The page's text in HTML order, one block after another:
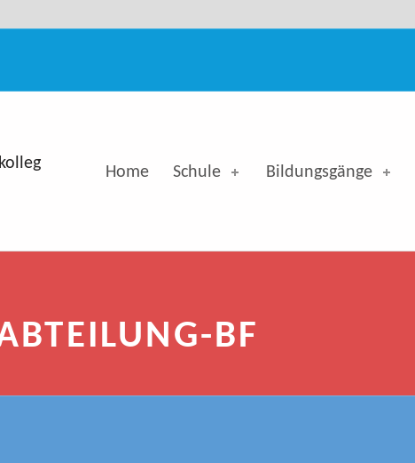
Abteilung-BF Archive - Georg-Simon-Ohm-Berufskolleg
Home Schule Bildungsgänge
BF